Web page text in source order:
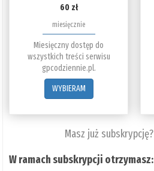
60 zł
miesięcznie
Miesięczny dostęp do
wszystkich treści serwisu
gpcodziennie.pl.
WYBIERAM
Masz już subskrypcję?
W ramach subskrypcji otrzymasz: